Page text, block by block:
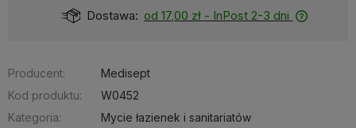
Dostępność: Dostępny
Producent:
Medisept
Kod produktu:
W0452
Kategoria:
Mycie łazienek i sanitariatów